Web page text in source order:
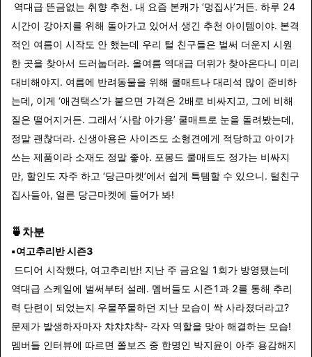
역대급 뜬금없는 취향 추천. 내 요즘 본캐가 ‘멍집사’거든. 하루 24
시간이 강아지를 위해 돌아가고 있어서 생긴 추천 아이템이야. 본격
적인 여름이 시작도 안 했는데 우리 털 친구들은 벌써 더운지 시원
한 곳을 찾아서 드러눕더라. 올여름 역대급 더위가 찾아온다니 미리
대비해야지. 여름에 반려동물을 위해 쿨매트나 대리석 많이 준비하
는데, 이게 ‘애견택스’가 붙으면 가격은 2배로 비싸지고, 그에 비해
질은 떨어지거든. 그래서 ‘사람 아가용’ 쿨매트로 눈을 돌려봤는데,
정말 괜찮더라. 신생아용은 사이즈도 소형견에게 적당하고 아이가
쓰는 제품이라 소재도 정말 좋아. 포몽드 쿨매트도 정가는 비싸지
만, 할인도 자주 하고 ‘당근마켓’에서 쉽게 특템할 수 있으니. 털친구
집사들아, 얼른 당근마켓에 들어가 봐!
🍵차분
▪️여고추리반 시즌3
드디어 시작했다, 여고추리반! 지난 주 금요일 1회가 방영됐는데
역대급 스케일에 벌써부터 설레. 멤버들도 시즌1과 2를 통해 추리
력 단련이 되었는지 우물쭈물하던 지난 모습이 싹 사라졌더라고?
문제가 발생하자마자 챠챠챠챡- 각자 역할을 맞아 해결하는 모습!
멤버들 인터뷰에 따르면 쫄보즈 중 한명인 박지윤이 아주 용감해지